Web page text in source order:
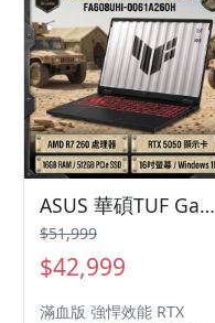
為「全新」，更提供「一
個月保固」與「一個月免
費到府收送」服務，讓您
買得安心、用得放心。
ASUS 華碩TUF Gaming A16 FA608UHI-0061A260H (AMD R7 260/16GB/512G PCIe/RTX 5050/16/W11)
$51,999
$42,999
滿血版 強悍效能 RTX